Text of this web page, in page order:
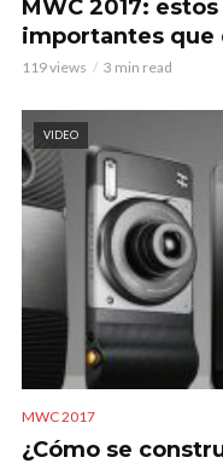
MWC 2017:
importantes que
119 views 3 min read
VIDEO
MWC 2017
¿Cómo se